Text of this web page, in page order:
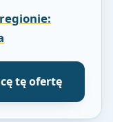
tę ofertę